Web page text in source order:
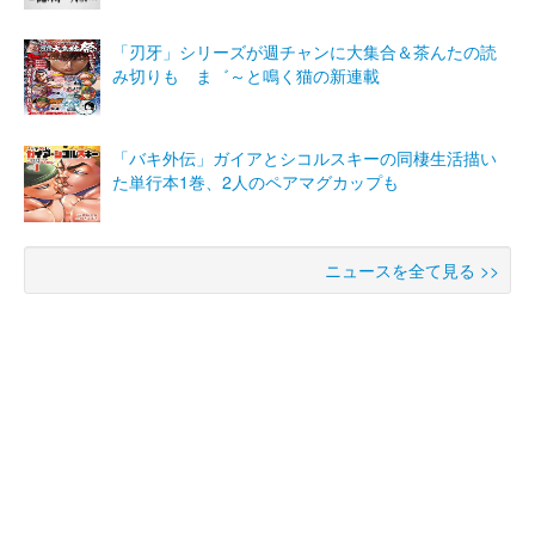
「刃牙」シリーズが週チャンに大集合＆茶んたの読
み切りも ま゛～と鳴く猫の新連載
「バキ外伝」ガイアとシコルスキーの同棲生活描い
た単行本1巻、2人のペアマグカップも
ニュースを全て見る >>